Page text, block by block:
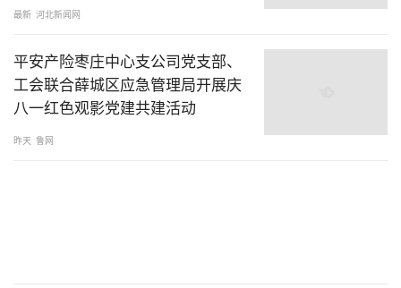
最新 河北新闻网
平安产险枣庄中心支公司党支部、
工会联合薛城区应急管理局开展庆
八一红色观影党建共建活动
昨天 鲁网